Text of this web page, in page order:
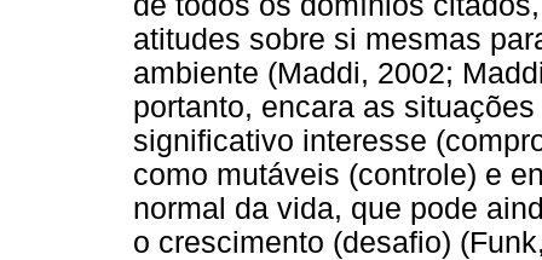
atitudes sobre si mesmas
ambiente (Maddi, 2002;
portanto, encara as
significativo interesse
como mutáveis (controle) e
normal da vida, que pode
o crescimento (desafio)